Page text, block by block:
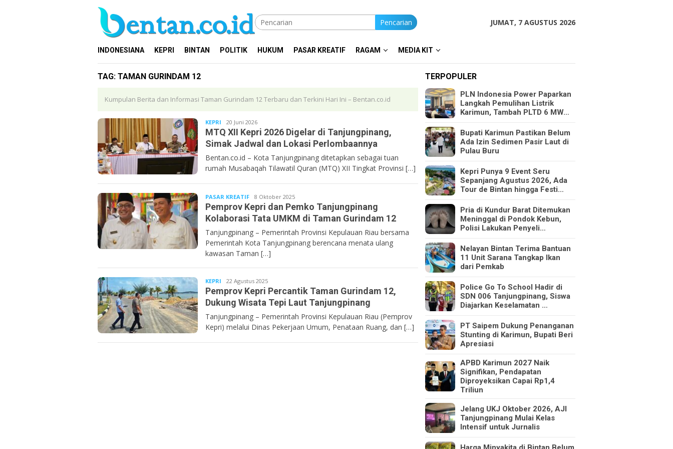
Pencarian JUMAT, 7 AGUSTUS 2026
INDONESIANA KEPRI BINTAN POLITIK HUKUM PASAR KREATIF RAGAM MEDIA KIT
TAG: TAMAN GURINDAM 12
Kumpulan Berita dan Informasi Taman Gurindam 12 Terbaru dan Terkini Hari Ini – Bentan.co.id
KEPRI Bentancoid
20 Juni 2026
MTQ XII Kepri 2026 Digelar di Tanjungpinang,
Simak Jadwal dan Lokasi Perlombaannya
Bentan.co.id – Kota Tanjungpinang ditetapkan sebagai tuan
rumah Musabaqah Tilawatil Quran (MTQ) XII Tingkat Provinsi […]
PASAR KREATIF Bentancoid
8 Oktober 2025
Pemprov Kepri dan Pemko Tanjungpinang
Kolaborasi Tata UMKM di Taman Gurindam 12
Tanjungpinang – Pemerintah Provinsi Kepulauan Riau bersama
Pemerintah Kota Tanjungpinang berencana menata ulang
kawasan Taman […]
KEPRI Bentancoid
22 Agustus 2025
Pemprov Kepri Percantik Taman Gurindam 12,
Dukung Wisata Tepi Laut Tanjungpinang
Tanjungpinang – Pemerintah Provinsi Kepulauan Riau (Pemprov
Kepri) melalui Dinas Pekerjaan Umum, Penataan Ruang, dan […]
TERPOPULER
PLN Indonesia Power Paparkan
Langkah Pemulihan Listrik
Karimun, Tambah PLTD 6 MW…
Bupati Karimun Pastikan Belum
Ada Izin Sedimen Pasir Laut di
Pulau Buru
Kepri Punya 9 Event Seru
Sepanjang Agustus 2026, Ada
Tour de Bintan hingga Festi…
Pria di Kundur Barat Ditemukan
Meninggal di Pondok Kebun,
Polisi Lakukan Penyeli…
Nelayan Bintan Terima Bantuan
11 Unit Sarana Tangkap Ikan
dari Pemkab
Police Go To School Hadir di
SDN 006 Tanjungpinang, Siswa
Diajarkan Keselamatan …
PT Saipem Dukung Penanganan
Stunting di Karimun, Bupati Beri
Apresiasi
APBD Karimun 2027 Naik
Signifikan, Pendapatan
Diproyeksikan Capai Rp1,4
Triliun
Jelang UKJ Oktober 2026, AJI
Tanjungpinang Mulai Kelas
Intensif untuk Jurnalis